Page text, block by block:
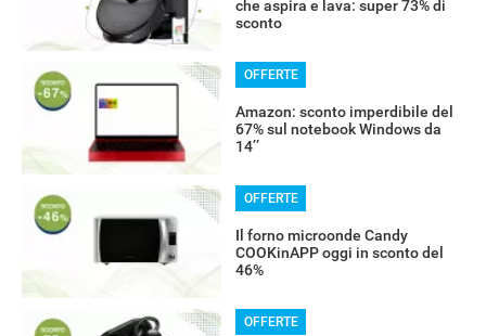
che aspira e lava: super 73% di
sconto
OFFERTE
Amazon: sconto imperdibile del
67% sul notebook Windows da
14’’
OFFERTE
Il forno microonde Candy
COOKinAPP oggi in sconto del
46%
OFFERTE